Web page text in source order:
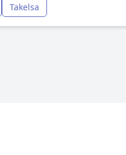
Takelsa